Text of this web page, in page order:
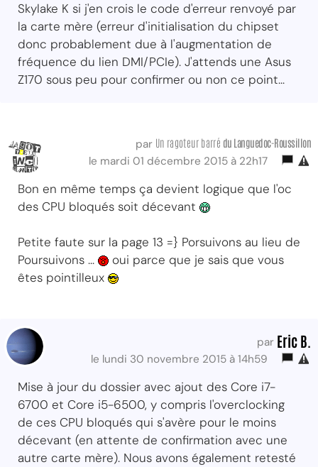
Skylake K si j'en crois le code d'erreur renvoyé par
la carte mère (erreur d'initialisation du chipset
donc probablement due à l'augmentation de
fréquence du lien DMI/PCIe). J'attends une Asus
Z170 sous peu pour confirmer ou non ce point...
par Un ragoteur barré du Languedoc-Roussillon
le mardi 01 décembre 2015 à 22h17
Bon en même temps ça devient logique que l'oc
des CPU bloqués soit décevant
Petite faute sur la page 13 =} Porsuivons au lieu de
Poursuivons ...
oui parce que je sais que vous
êtes pointilleux
par Eric B.
le lundi 30 novembre 2015 à 14h59
Mise à jour du dossier avec ajout des Core i7-
6700 et Core i5-6500, y compris l'overclocking
de ces CPU bloqués qui s'avère pour le moins
décevant (en attente de confirmation avec une
autre carte mère). Nous avons également retesté